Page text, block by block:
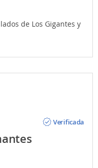
de Los Gigantes y
Verificada